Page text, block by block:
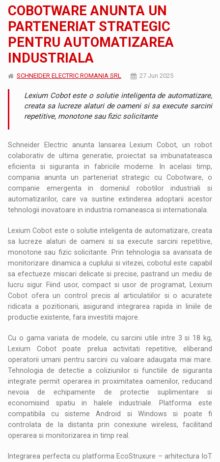
COBOTWARE ANUNTA UN
PARTENERIAT STRATEGIC
PENTRU AUTOMATIZAREA
INDUSTRIALA
SCHNEIDER ELECTRIC ROMANIA SRL 27 Jun 2025
Lexium Cobot este o solutie inteligenta de automatizare,
creata sa lucreze alaturi de oameni si sa execute sarcini
repetitive, monotone sau fizic solicitante
Schneider Electric anunta lansarea Lexium Cobot, un robot
colaborativ de ultima generatie, proiectat sa imbunatateasca
eficienta si siguranta in fabricile moderne. In acelasi timp,
compania anunta un parteneriat strategic cu Cobotware, o
companie emergenta in domeniul robotilor industriali si
automatizarilor, care va sustine extinderea adoptarii acestor
tehnologii inovatoare in industria romaneasca si internationala.
Lexium Cobot este o solutie inteligenta de automatizare, creata
sa lucreze alaturi de oameni si sa execute sarcini repetitive,
monotone sau fizic solicitante. Prin tehnologia sa avansata de
monitorizare dinamica a cuplului si vitezei, cobotul este capabil
sa efectueze miscari delicate si precise, pastrand un mediu de
lucru sigur. Fiind usor, compact si usor de programat, Lexium
Cobot ofera un control precis al articulatiilor si o acuratete
ridicata a pozitionarii, asigurand integrarea rapida in liniile de
productie existente, fara investitii majore.
Cu o gama variata de modele, cu sarcini utile intre 3 si 18 kg,
Lexium Cobot poate prelua activitati repetitive, eliberand
operatorii umani pentru sarcini cu valoare adaugata mai mare.
Tehnologia de detectie a coliziunilor si functiile de siguranta
integrate permit operarea in proximitatea oamenilor, reducand
nevoia de echipamente de protectie suplimentare si
economisind spatiu in halele industriale. Platforma este
compatibila cu sisteme Android si Windows si poate fi
controlata de la distanta prin conexiune wireless, facilitand
operarea si monitorizarea in timp real.
Integrarea perfecta cu platforma EcoStruxure – arhitectura IoT